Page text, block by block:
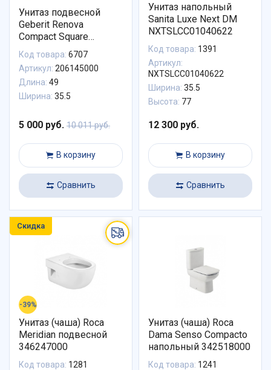
Унитаз подвесной
Geberit Renova
Compact Square
206145000
Код товара: 6707
Артикул: 206145000
Длина: 49
Ширина: 35.5
5 000 руб. 10 011 руб.
В корзину
Сравнить
Унитаз напольный
Sanita Luxe Next DM
NXTSLCC01040622
Код товара: 1391
Артикул:
NXTSLCC01040622
Ширина: 35.5
Высота: 77
12 300 руб.
В корзину
Сравнить
Скидка
-39%
Унитаз (чаша) Roca
Meridian подвесной
346247000
Код товара: 1281
Унитаз (чаша) Roca
Dama Senso Compacto
напольный 342518000
Код товара: 1241